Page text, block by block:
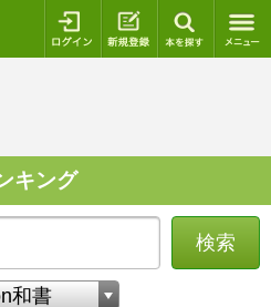
ログイン 新規登録
キング
検索